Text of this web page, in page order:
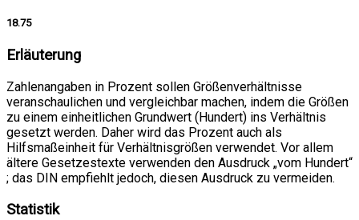
18.75
Erläuterung
Zahlenangaben in Prozent sollen Größenverhältnisse
veranschaulichen und vergleichbar machen, indem die Größen
zu einem einheitlichen Grundwert (Hundert) ins Verhältnis
gesetzt werden. Daher wird das Prozent auch als
Hilfsmaßeinheit für Verhältnisgrößen verwendet. Vor allem
ältere Gesetzestexte verwenden den Ausdruck „vom Hundert“
; das DIN empfiehlt jedoch, diesen Ausdruck zu vermeiden.
Statistik